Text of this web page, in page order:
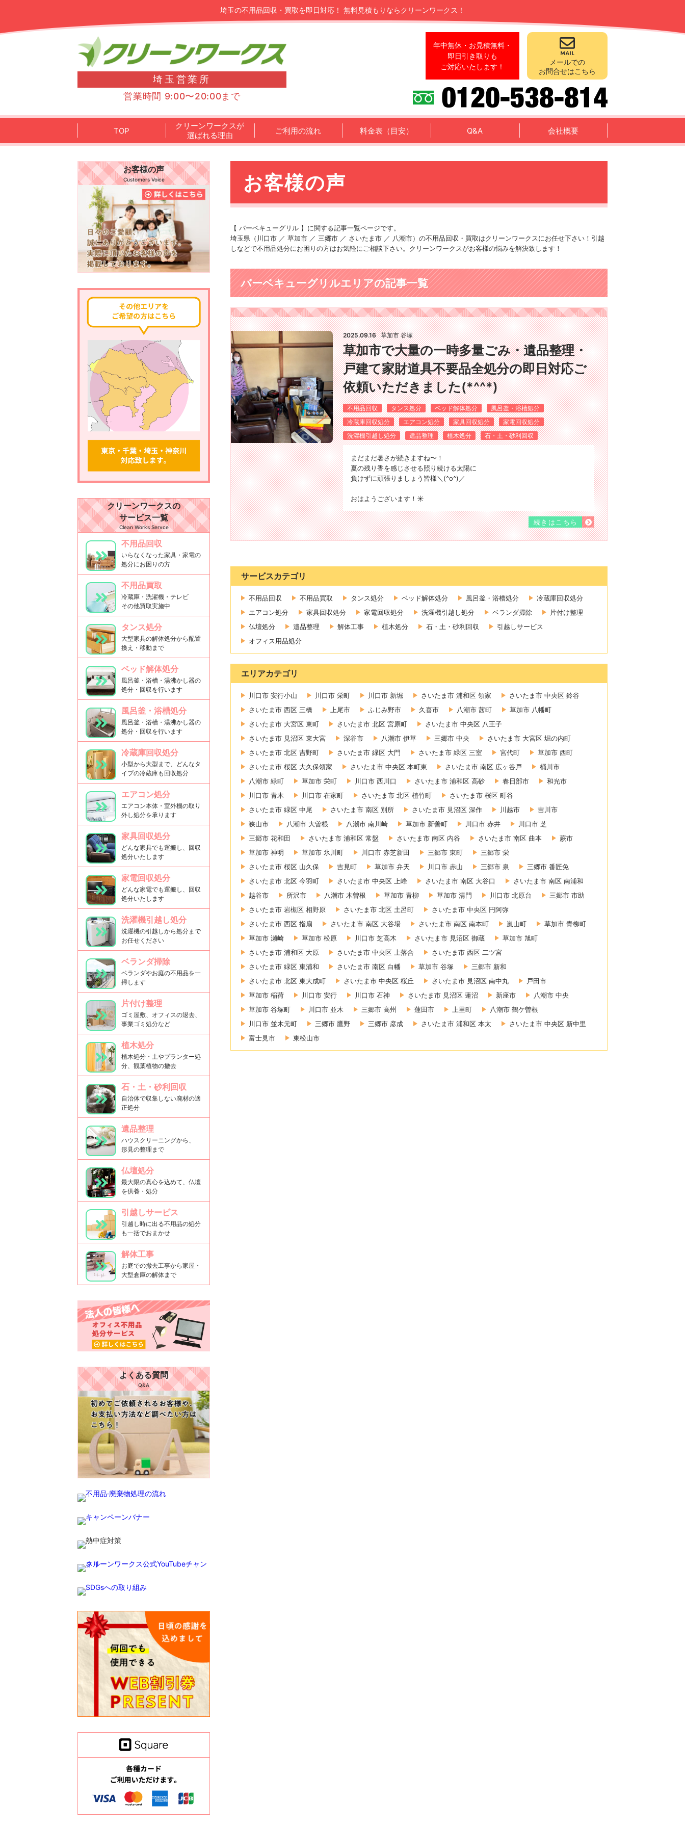
埼玉の不用品回収・買取を即日対応！ 無料見積もりならクリーンワークス！
埼玉営業所
営業時間 9:00〜20:00まで
年中無休・お見積無料・
即日引き取りも
ご対応いたします！
メールでの
お問合せはこちら
TOP
クリーンワークスが
選ばれる理由
ご利用の流れ 料金表（目安） Q&A 会社概要
お客様の声
【 バーベキューグリル 】に関する記事一覧ページです。
埼玉県（川口市 ／ 草加市 ／ 三郷市 ／ さいたま市 ／ 八潮市）の不用品回収・買取はクリーンワークスにお任せ下さい！引越
しなどで不用品処分にお困りの方はお気軽にご相談下さい。クリーンワークスがお客様の悩みを解決致します！
バーベキューグリルエリアの記事一覧
2025.09.16 草加市 谷塚
草加市で大量の一時多量ごみ・遺品整理・
戸建て家財道具不要品全処分の即日対応ご
依頼いただきました(*^^*)
不用品回収 タンス処分 ベッド解体処分
風呂釜・浴槽処分
冷蔵庫回収処分
エアコン処分 家具回収処分
家電回収処分
洗濯機引越し処分
遺品整理 植木処分 石・土・砂利回収
まだまだ暑さが続きますね〜！
夏の残り香を感じさせる照り続ける太陽に
負けずに頑張りましょう皆様＼(^o^)／
おはようございます！☀️
続きはこちら
サービスカテゴリ
不用品回収 不用品買取 タンス処分 ベッド解体処分 風呂釜・浴槽処分
冷蔵庫回収処分
エアコン処分
家具回収処分 家電回収処分 洗濯機引越し処分 ベランダ掃除
片付け整理
仏壇処分
遺品整理 解体工事 植木処分 石・土・砂利回収
引越しサービス
オフィス用品処分
エリアカテゴリ
川口市 安行小山 川口市 栄町 川口市 新堀 さいたま市 浦和区 領家
さいたま市 中央区 鈴谷
さいたま市 西区 三橋
上尾市 ふじみ野市 久喜市 八潮市 茜町
草加市 八幡町
さいたま市 大宮区 東町
さいたま市 北区 宮原町
さいたま市 中央区 八王子
さいたま市 見沼区 東大宮
深谷市 八潮市 伊草 三郷市 中央
さいたま市 大宮区 堀の内町
さいたま市 北区 吉野町
さいたま市 緑区 大門 さいたま市 緑区 三室 宮代町
草加市 西町
さいたま市 桜区 大久保領家
さいたま市 中央区 本町東 さいたま市 南区 広ヶ谷戸
桶川市
八潮市 緑町
草加市 栄町 川口市 西川口 さいたま市 浦和区 高砂 春日部市
和光市
川口市 青木
川口市 在家町 さいたま市 北区 植竹町
さいたま市 桜区 町谷
さいたま市 緑区 中尾
さいたま市 南区 別所 さいたま市 見沼区 深作 川越市
吉川市
狭山市
八潮市 大曽根 八潮市 南川崎 草加市 新善町 川口市 赤井
川口市 芝
三郷市 花和田
さいたま市 浦和区 常盤 さいたま市 南区 内谷 さいたま市 南区 曲本
蕨市
草加市 神明
草加市 氷川町 川口市 赤芝新田 三郷市 東町
三郷市 栄
さいたま市 桜区 山久保
吉見町 草加市 弁天 川口市 赤山 三郷市 泉
三郷市 番匠免
さいたま市 北区 今羽町
さいたま市 中央区 上峰 さいたま市 南区 大谷口
さいたま市 南区 南浦和
越谷市
所沢市 八潮市 木曽根 草加市 青柳 草加市 清門 川口市 北原台
三郷市 市助
さいたま市 岩槻区 相野原
さいたま市 北区 土呂町
さいたま市 中央区 円阿弥
さいたま市 西区 指扇
さいたま市 南区 大谷場 さいたま市 南区 南本町 嵐山町
草加市 青柳町
草加市 瀬崎
草加市 松原 川口市 芝高木 さいたま市 見沼区 御蔵
草加市 旭町
さいたま市 浦和区 大原
さいたま市 中央区 上落合
さいたま市 西区 二ツ宮
さいたま市 緑区 東浦和
さいたま市 南区 白幡 草加市 谷塚
三郷市 新和
さいたま市 北区 東大成町
さいたま市 中央区 桜丘 さいたま市 見沼区 南中丸
戸田市
草加市 稲荷
川口市 安行 川口市 石神 さいたま市 見沼区 蓮沼 新座市
八潮市 中央
草加市 谷塚町
川口市 並木 三郷市 高州 蓮田市 上里町
八潮市 鶴ケ曽根
川口市 並木元町
三郷市 鷹野 三郷市 彦成 さいたま市 浦和区 本太
さいたま市 中央区 新中里
富士見市
東松山市
お客様の声
Customers Voice
クリーンワークスの
サービス一覧
Clean Works Servce
不用品回収
いらなくなった家具・家電の
処分にお困りの方
不用品買取
冷蔵庫・洗濯機・テレビ
その他買取実施中
タンス処分
大型家具の解体処分から配置
換え・移動まで
ベッド解体処分
風呂釜・浴槽・湯沸かし器の
処分・回収を行います
風呂釜・浴槽処分
風呂釜・浴槽・湯沸かし器の
処分・回収を行います
冷蔵庫回収処分
小型から大型まで、どんなタ
イプの冷蔵庫も回収処分
エアコン処分
エアコン本体・室外機の取り
外し処分を承ります
家具回収処分
どんな家具でも運搬し、回収
処分いたします
家電回収処分
どんな家電でも運搬し、回収
処分いたします
洗濯機引越し処分
洗濯機の引越しから処分まで
お任せください
ベランダ掃除
ベランダやお庭の不用品を一
掃します
片付け整理
ゴミ屋敷、オフィスの退去、
事業ゴミ処分など
植木処分
植木処分・土やプランター処
分、観葉植物の撤去
石・土・砂利回収
自治体で収集しない廃材の適
正処分
遺品整理
ハウスクリーニングから、
形見の整理まで
仏壇処分
最大限の真心を込めて、仏壇
を供養・処分
引越しサービス
引越し時に出る不用品の処分
も一括でおまかせ
解体工事
お庭での撤去工事から家屋・
大型倉庫の解体まで
よくある質問
Q&A